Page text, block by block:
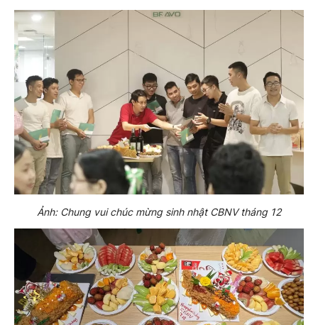
Ảnh: Chung vui chúc mừng sinh nhật CBNV tháng 12